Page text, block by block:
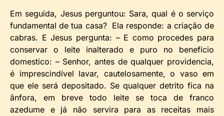
Em seguida, Jesus perguntou: Sara, qual é o serviço
fundamental de tua casa? Ela responde: a criação de
cabras. E Jesus pergunta: – E como procedes para
conservar o leite inalterado e puro no benefício
domestico: – Senhor, antes de qualquer providencia,
é imprescindível lavar, cautelosamente, o vaso em
que ele será depositado. Se qualquer detrito fica na
ânfora, em breve todo leite se toca de franco
azedume e já não servira para as receitas mais